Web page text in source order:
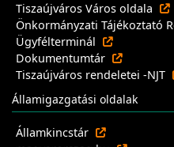
Tiszaújváros Város oldala
Önkormányzati Tájékoztató
Ügyfélterminál
Dokumentumtár
Tiszaújváros rendeletei -NJT
Államigazgatási oldalak
Államkincstár